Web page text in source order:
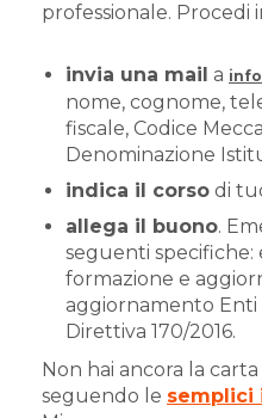
professionale. Procedi
invia una mail a
nome, cognome,
fiscale, Codice
Denominazione
indica il corso di
allega il buono.
seguenti specifiche:
formazione e
aggiornamento
Direttiva 170/2016.
Non hai ancora la
seguendo le semplici